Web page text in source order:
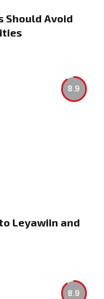
Should Avoid
8.9
Leyawiin and
8.9